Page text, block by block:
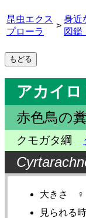
昆虫エクス
プローラ
>
身近
図鑑
アカイ
赤色鳥の
クモガタ綱
大きさ
見られる